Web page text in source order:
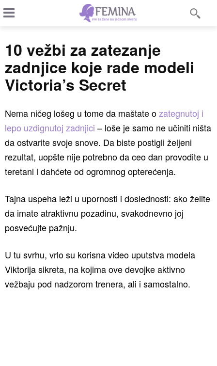
10 vežbi za zatezanje
zadnjice koje rade modeli
Victoria’s Secret
Nema ničeg lošeg u tome da maštate ozategnutoj i
lepo uzdignutoj zadnjici – loše je samo ne učiniti ništa
da ostvarite svoje snove. Da biste postigli željeni
rezultat, uopšte nije potrebno da ceo dan provodite u
teretani i dahćete od ogromnog opterećenja.
Tajna uspeha leži u upornosti i doslednosti: ako želite
da imate atraktivnu pozadinu, svakodnevno joj
posvećujte pažnju.
U tu svrhu, vrlo su korisna video uputstva modela
Viktorija sikreta, na kojima ove devojke aktivno
vežbaju pod nadzorom trenera, ali i samostalno.